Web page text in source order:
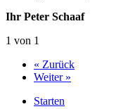
Ihr Peter Schaaf
1 von 1
« Zurück
Weiter »
Starten